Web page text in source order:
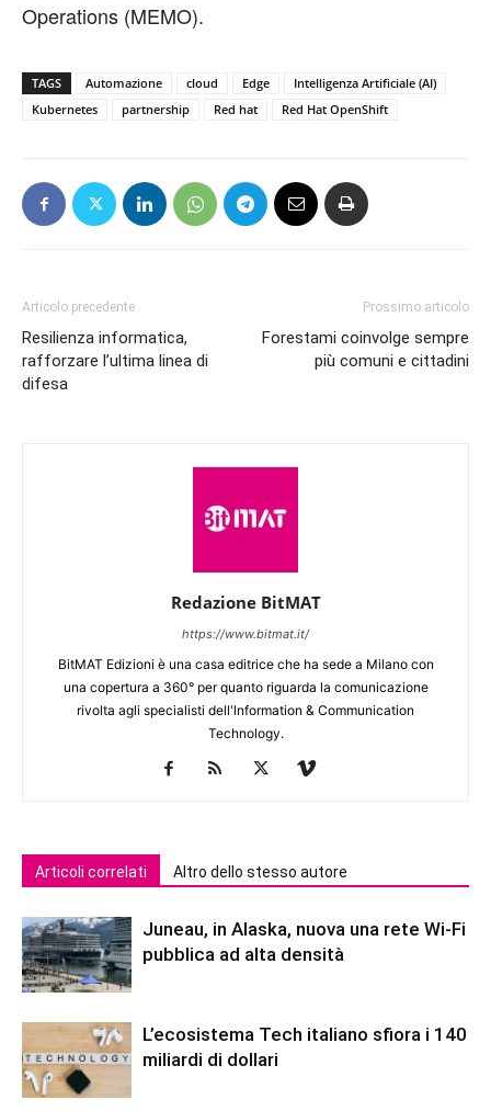
Operations (MEMO).
TAGS Automazione cloud Edge
Intelligenza Artificiale (AI)
Kubernetes
partnership Red hat Red Hat OpenShift
Articolo precedente
Resilienza informatica,
rafforzare l’ultima linea di
difesa
Prossimo articolo
Forestami coinvolge sempre
più comuni e cittadini
Redazione BitMAT
https://www.bitmat.it/
BitMAT Edizioni è una casa editrice che ha sede a Milano con
una copertura a 360° per quanto riguarda la comunicazione
rivolta agli specialisti dell'lnformation & Communication
Technology.
Articoli correlati Altro dello stesso autore
Juneau, in Alaska, nuova una rete Wi-Fi
pubblica ad alta densità
L’ecosistema Tech italiano sfiora i 140
miliardi di dollari